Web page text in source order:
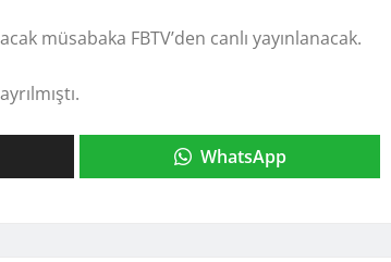
müsabaka FBTV’den canlı yayınlanacak.
WhatsApp